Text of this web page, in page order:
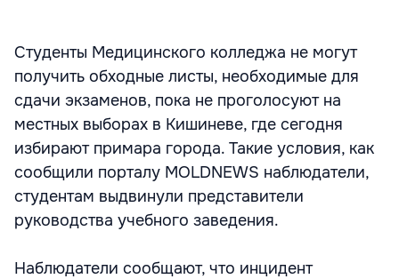
Студенты Медицинского колледжа не могут
получить обходные листы, необходимые для
сдачи экзаменов, пока не проголосуют на
местных выборах в Кишиневе, где сегодня
избирают примара города. Такие условия, как
сообщили порталу MOLDNEWS наблюдатели,
студентам выдвинули представители
руководства учебного заведения.
Наблюдатели сообщают, что инцидент